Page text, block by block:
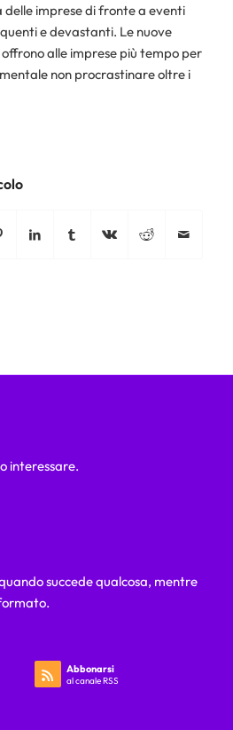
imprese di fronte a eventi
e devastanti. Le nuove
alle imprese più tempo per
non procrastinare oltre i
interessare.
succede qualcosa, mentre
Abbonarsi
al canale RSS